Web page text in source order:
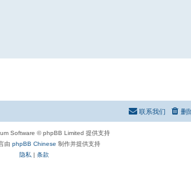
删
联系我们
Software © phpBB Limited 提供支持
由 phpBB Chinese 制作并提供支持
隐私 | 条款